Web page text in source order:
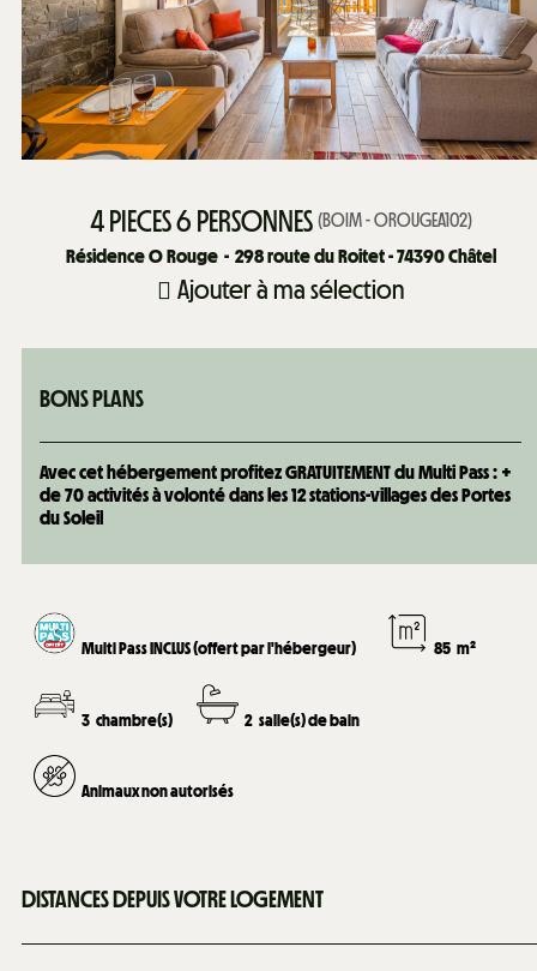
4 PIECES 6 PERSONNES (BOIM - OROUGEA102)
Résidence O Rouge
298route du Roitet - 74390 Châtel
Ajouter à ma sélection
BONS PLANS
Avec cet hébergement profitez GRATUITEMENT du Multi Pass : +
de 70 activités à volonté dans les 12 stations-villages des Portes
du Soleil
Multi Pass INCLUS (offert par l'hébergeur) 85 m²
3 chambre(s) 2 salle(s) de bain
Animaux non autorisés
DISTANCES DEPUIS VOTRE LOGEMENT